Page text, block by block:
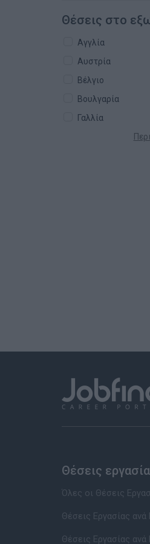
Θέσεις στο
Αγγλία
Αυστρία
Βέλγιο
Βουλγαρία
Γαλλία
Θέσεις
Όλες οι Θέσεις
Θέσεις Εργασίας ανά
Θέσεις Εργασίας ανά